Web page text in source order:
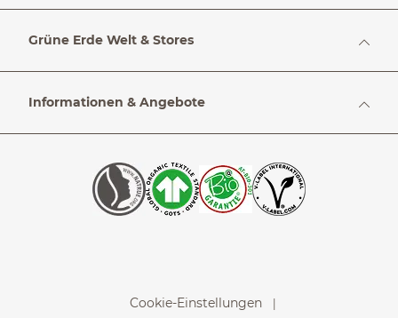
Grüne Erde Welt & Stores
Informationen & Angebote
Cookie-Einstellungen